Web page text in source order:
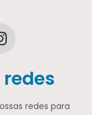
redes para